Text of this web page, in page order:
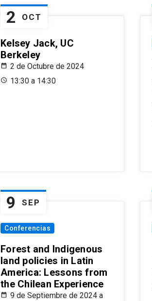
2 OCT
Kelsey Jack, UC
Berkeley
2 de Octubre de 2024
13:30 a 14:30
9 SEP
Conferencias
Forest and Indigenous
land policies in Latin
America: Lessons from
the Chilean Experience
9 de Septiembre de 2024 a